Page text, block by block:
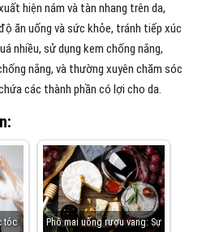
hiện nám và tàn nhang trên da,
ăn uống và sức khỏe, tránh tiếp xúc
nhiều, sử dụng kem chống nắng,
nắng, và thường xuyên chăm sóc
các thành phần có lợi cho da.
tóc
Phô mai uống rượu vang: Sự